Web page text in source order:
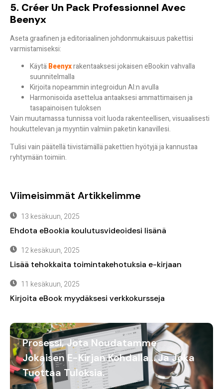
5. Créer Un Pack Professionnel Avec
Beenyx
Aseta graafinen ja editoriaalinen johdonmukaisuus pakettisi
varmistamiseksi:
KäytäBeenyxrakentaaksesi jokaisen eBookin vahvalla
suunnitelmalla
Kirjoita nopeammin integroidun AI:n avulla
Harmonisoida asettelua antaaksesi ammattimaisen ja
tasapainoisen tuloksen
Vain muutamassa tunnissa voit luoda rakenteellisen, visuaalisesti
houkuttelevan ja myyntiin valmiin paketin kanavillesi.
Tulisi vain päätellä tiivistämällä pakettien hyötyjä ja kannustaa
ryhtymään toimiin.
Viimeisimmät Artikkelimme
13 kesäkuun, 2025
Ehdota eBookia koulutusvideoidesi lisänä
12 kesäkuun, 2025
Lisää tehokkaita toimintakehotuksia e-kirjaan
11 kesäkuun, 2025
Kirjoita eBook myydäksesi verkkokursseja
Prosessi, Jota Noudatamme
Jokaisen E-Kirjan Kohdalla… Ja Joka
Tuottaa Tuloksia.